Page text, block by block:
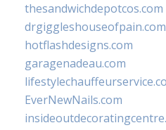
thesandwichdepotcos.com
drgiggleshouseofpain.com
hotflashdesigns.com
garagenadeau.com
EverNewNails.com